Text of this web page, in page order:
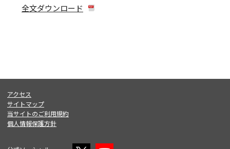
全文ダウンロード
アクセス
サイトマップ
当サイトのご利用規約
個人情報保護方針